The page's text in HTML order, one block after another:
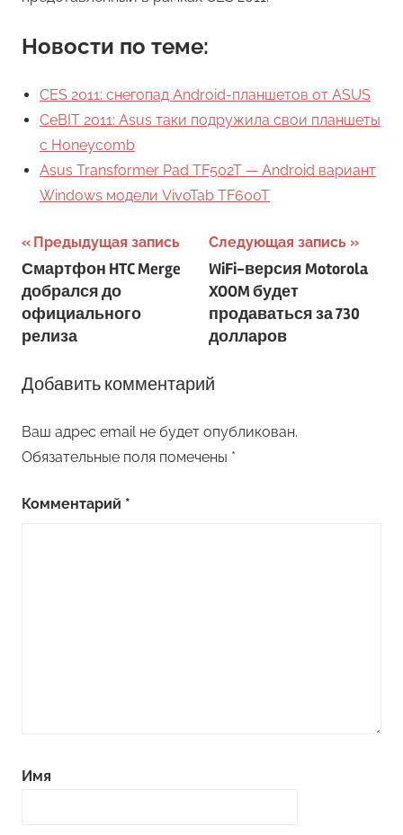
Новости по теме:
CES 2011: снегопад Android-планшетов от ASUS
CeBIT 2011: Asus таки подружила свои планшеты
с Honeycomb
Asus Transformer Pad TF502T — Android вариант
Windows модели VivoTab TF600T
Навигация
по
записям
Предыдущая запись
Смартфон HTC Merge
добрался до
официального
релиза
Следующая запись
WiFi-версия Motorola
XOOM будет
продаваться за 730
долларов
Добавить комментарий
Ваш адрес email не будет опубликован.
Обязательные поля помечены *
Комментарий *
Имя